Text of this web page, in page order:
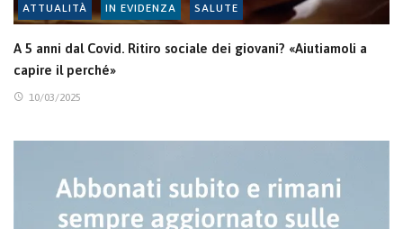
ATTUALITÀ IN EVIDENZA SALUTE
A 5 anni dal Covid. Ritiro sociale dei giovani? «Aiutiamoli a
capire il perché»
10/03/2025